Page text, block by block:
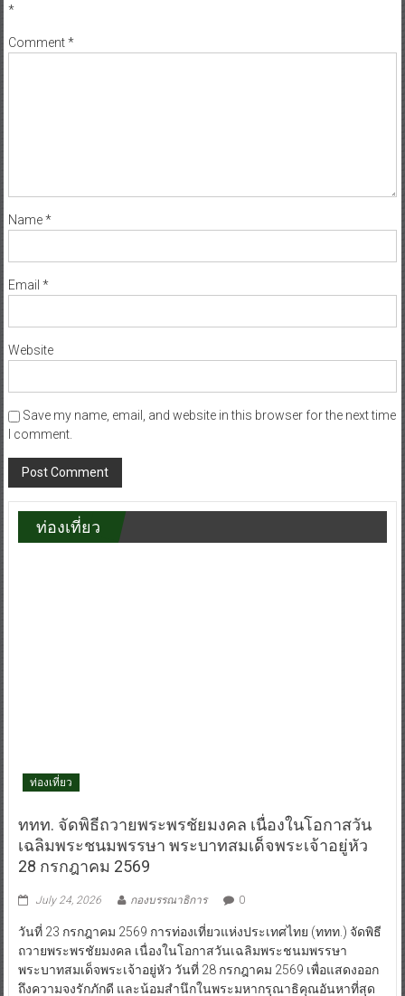
*
Comment*
Name*
Email *
Website
Save my name, email, and website in this browser for the next time
I comment.
ท่องเที่ยว
ท่องเที่ยว
ททท. จัดพิธีถวายพระพรชัยมงคล เนื่องในโอกาสวัน
เฉลิมพระชนมพรรษา พระบาทสมเด็จพระเจ้าอยู่หัว
28 กรกฎาคม 2569
July 24, 2026 กองบรรณาธิการ 0
วันที่ 23 กรกฎาคม 2569 การท่องเที่ยวแห่งประเทศไทย (ททท.) จัดพิธี
ถวายพระพรชัยมงคล เนื่องในโอกาสวันเฉลิมพระชนมพรรษา
พระบาทสมเด็จพระเจ้าอยู่หัว วันที่ 28 กรกฎาคม 2569 เพื่อแสดงออก
ถึงความจงรักภักดี และน้อมสำนึกในพระมหากรุณาธิคุณอันหาที่สุด